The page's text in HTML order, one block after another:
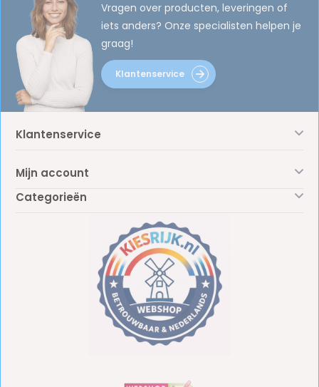
Vragen over producten, leveringen of
iets anders? Onze specialisten helpen je
graag!
Klantenservice
Klantenservice
Mijn account
Categorieën